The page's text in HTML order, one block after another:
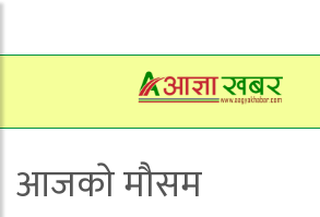
आजकाे मौसम